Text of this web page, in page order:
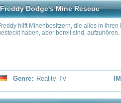
, Reality-TV
IMDb: 8.1 / 10
up a new twist on the mega-hit
as it pits queens from previous
wig drag battle royale.